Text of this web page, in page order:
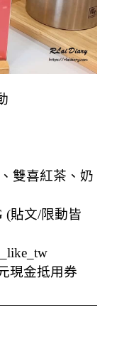
雙喜紅茶、奶
(貼文/限動皆
現金抵用券